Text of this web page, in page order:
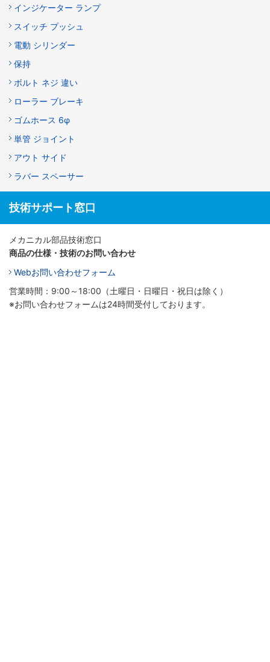
インジケーター ランプ
スイッチ プッシュ
電動 シリンダー
保持
ボルト ネジ 違い
ローラー ブレーキ
ゴムホース 6φ
単管 ジョイント
アウト サイド
ラバー スペーサー
技術サポート窓口
メカニカル部品技術窓口
商品の仕様・技術のお問い合わせ
Webお問い合わせフォーム
営業時間：9:00～18:00（土曜日・日曜日・祝日は除く）
※お問い合わせフォームは24時間受付しております。